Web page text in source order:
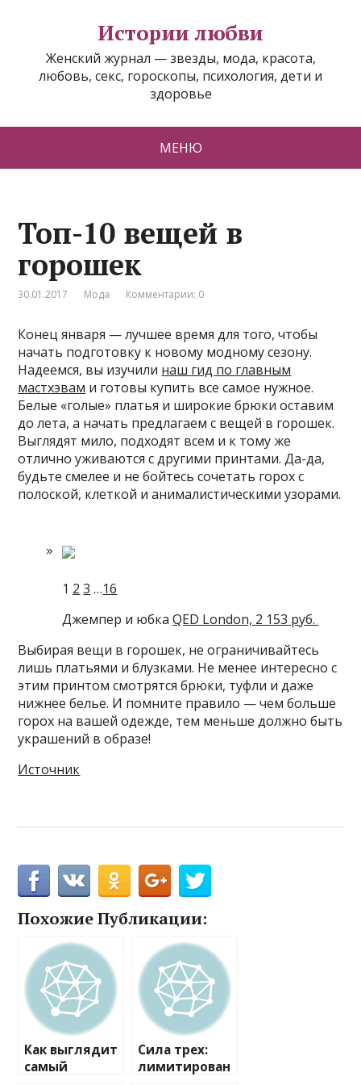
Истории любви
Женский журнал — звезды, мода, красота,
любовь, секс, гороскопы, психология, дети и
здоровье
МЕНЮ
Топ-10 вещей в
горошек
30.01.2017 Мода Комментарии: 0
Конец января — лучшее время для того, чтобы
начать подготовку к новому модному сезону.
Надеемся, вы изучили наш гид по главным
мастхэвам и готовы купить все самое нужное.
Белые «голые» платья и широкие брюки оставим
до лета, а начать предлагаем с вещей в горошек.
Выглядят мило, подходят всем и к тому же
отлично уживаются с другими принтами. Да-да,
будьте смелее и не бойтесь сочетать горох с
полоской, клеткой и анималистическими узорами.
1 2 3 …16
Джемпер и юбкаQED London, 2 153 руб.
Выбирая вещи в горошек, не ограничивайтесь
лишь платьями и блузками. Не менее интересно с
этим принтом смотрятся брюки, туфли и даже
нижнее белье. И помните правило — чем больше
горох на вашей одежде, тем меньше должно быть
украшений в образе!
Источник
Похожие Публикации:
Как выглядит
самый
Сила трех:
лимитирован